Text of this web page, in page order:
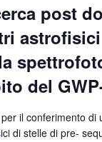
post
del
il conferimento di
di stelle di pre-